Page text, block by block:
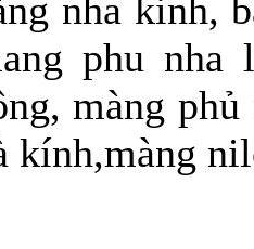
nha kinh,
phu nha
màng
kính,màng